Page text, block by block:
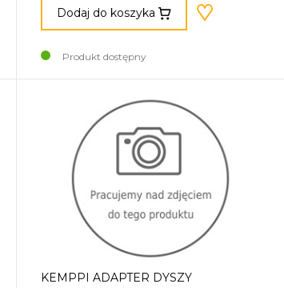
Dodaj do koszyka
Produkt dostępny
KEMPPI ADAPTER DYSZY